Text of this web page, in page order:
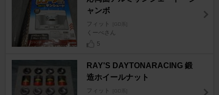
ャンボ
フィット [GD系]
くーぺさん
5
RAY'S DAYTONARACING 鍛
造ホイールナット
フィット [GD系]